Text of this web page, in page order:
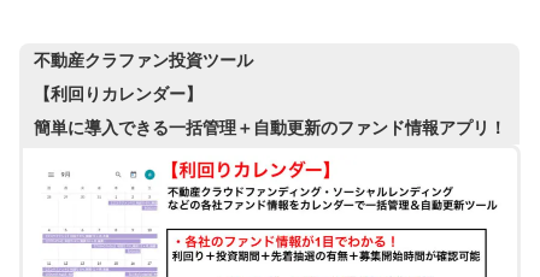
不動産クラファン投資ツール
【利回りカレンダー】
簡単に導入できる一括管理＋自動更新のファンド情報アプリ！